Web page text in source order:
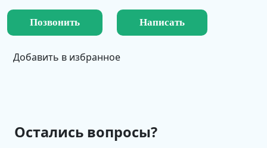
Позвонить Написать
Добавить в избранное
Остались вопросы?